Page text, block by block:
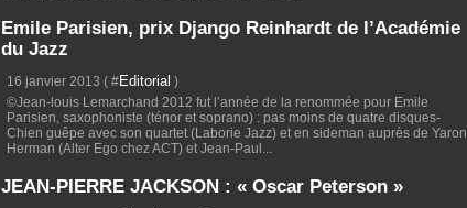
Emile Parisien, prix Django Reinhardt de l’Académie
du Jazz
16 janvier 2013 ( #Editorial )
©Jean-louis Lemarchand 2012 fut l’année de la renommée pour Emile
Parisien, saxophoniste (ténor et soprano) : pas moins de quatre disques-
Chien guêpe avec son quartet (Laborie Jazz) et en sideman auprès de Yaron
Herman (Alter Ego chez ACT) et Jean-Paul...
JEAN-PIERRE JACKSON : « Oscar Peterson »